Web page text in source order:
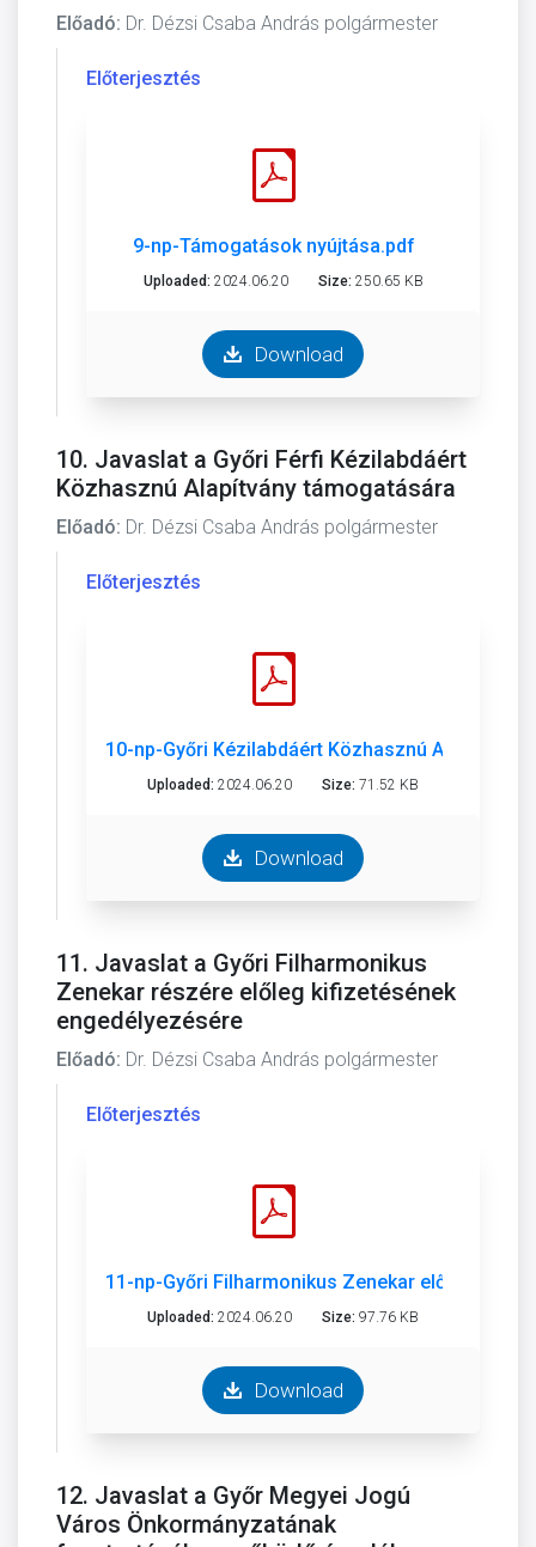
Előadó: Dr. Dézsi Csaba András polgármester
Előterjesztés
9-np-Támogatások nyújtása.pdf
Uploaded: 2024.06.20 Size: 250.65 KB
Download
10. Javaslat a Győri Férfi Kézilabdáért
Közhasznú Alapítvány támogatására
Előadó: Dr. Dézsi Csaba András polgármester
Előterjesztés
10-np-Győri Kézilabdáért Közhasznú
Uploaded: 2024.06.20 Size: 71.52 KB
Download
11. Javaslat a Győri Filharmonikus
Zenekar részére előleg kifizetésének
engedélyezésére
Előadó: Dr. Dézsi Csaba András polgármester
Előterjesztés
11-np-Győri Filharmonikus Zenekar előleg
Uploaded: 2024.06.20 Size: 97.76 KB
Download
12. Javaslat a Győr Megyei Jogú
Város Önkormányzatának